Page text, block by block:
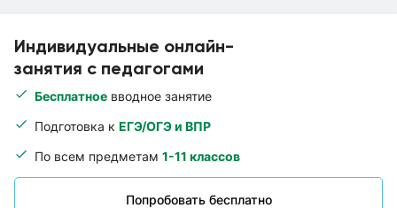
Индивидуальные онлайн-
занятия с педагогами
Бесплатное вводное занятие
Подготовка к ЕГЭ/ОГЭ и ВПР
По всем предметам 1-11 классов
Попробовать бесплатно